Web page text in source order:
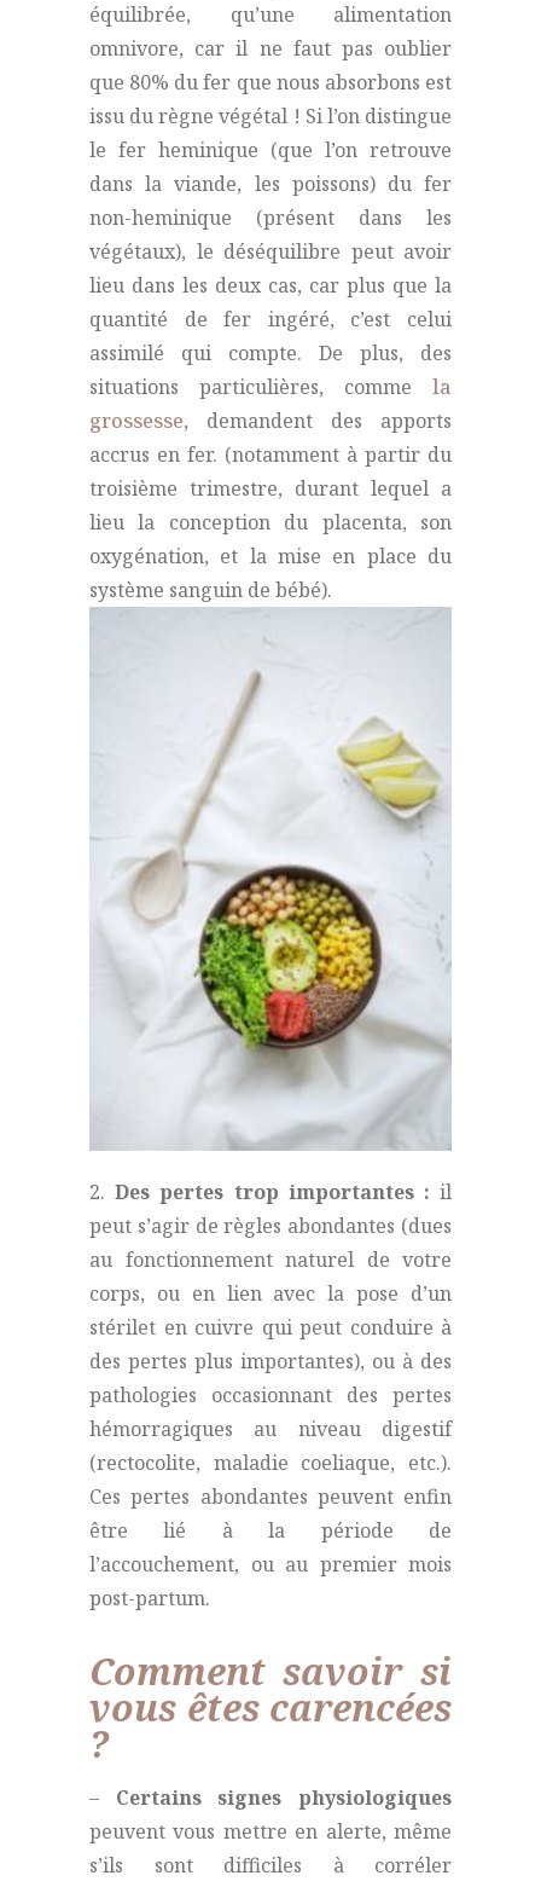
équilibrée, qu’une alimentation
omnivore, car il ne faut pas oublier
que 80% du fer que nous absorbons est
issu du règne végétal ! Si l’on distingue
le fer heminique (que l’on retrouve
dans la viande, les poissons) du fer
non-heminique (présent dans les
végétaux), le déséquilibre peut avoir
lieu dans les deux cas, car plus que la
quantité de fer ingéré, c’est celui
assimilé qui compte. De plus, des
situations particulières, comme la
grossesse, demandent des apports
accrus en fer. (notamment à partir du
troisième trimestre, durant lequel a
lieu la conception du placenta, son
oxygénation, et la mise en place du
système sanguin de bébé).
2.Des pertes trop importantes : il
peut s’agir de règles abondantes (dues
au fonctionnement naturel de votre
corps, ou en lien avec la pose d’un
stérilet en cuivre qui peut conduire à
des pertes plus importantes), ou à des
pathologies occasionnant des pertes
hémorragiques au niveau digestif
(rectocolite, maladie coeliaque, etc.).
Ces pertes abondantes peuvent enfin
être lié à la période de
l’accouchement, ou au premier mois
post-partum.
Comment savoir si
vous êtes carencées
?
– Certains signes physiologiques
peuvent vous mettre en alerte, même
s’ils sont difficiles à corréler